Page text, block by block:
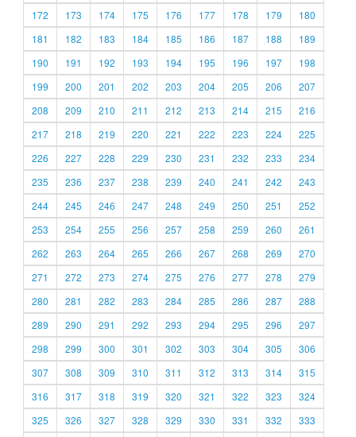
172
173 174 175 176 177 178 179
180
181
182 183 184 185 186 187 188
189
190
191 192 193 194 195 196 197
198
199
200 201 202 203 204 205 206
207
208
209 210 211 212 213 214 215
216
217
218 219 220 221 222 223 224
225
226
227 228 229 230 231 232 233
234
235
236 237 238 239 240 241 242
243
244
245 246 247 248 249 250 251
252
253
254 255 256 257 258 259 260
261
262
263 264 265 266 267 268 269
270
271
272 273 274 275 276 277 278
279
280
281 282 283 284 285 286 287
288
289
290 291 292 293 294 295 296
297
298
299 300 301 302 303 304 305
306
307
308 309 310 311 312 313 314
315
316
317 318 319 320 321 322 323
324
325
326 327 328 329 330 331 332 333